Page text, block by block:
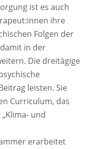
ist es auch
ihre
Folgen der
in der
Die dreitägige
leisten. Sie
Curriculum, das
und
erarbeitet